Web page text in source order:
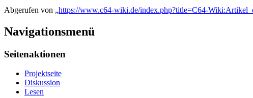
Abgerufen von „https://www.c64-wiki.de/index.php?title=C64-
Navigationsmenü
Seitenaktionen
Projektseite
Diskussion
Lesen